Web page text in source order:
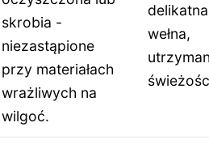
skrobia -
niezastąpione
przy materiałach
wrażliwych na
wilgoć.
delikatna
wełna,